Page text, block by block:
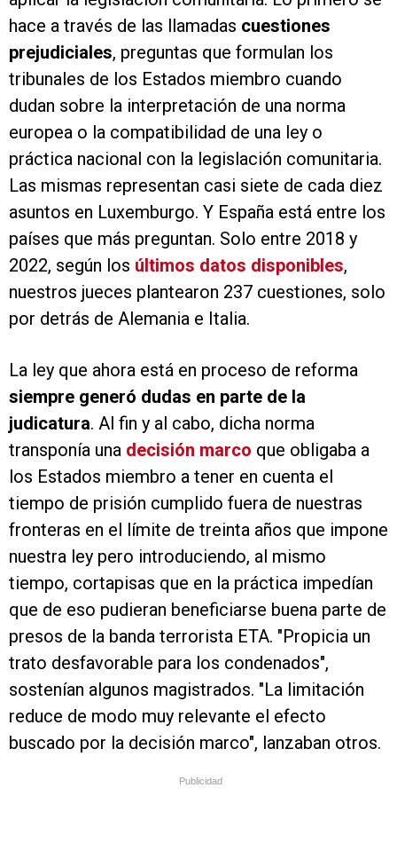
hace a través de las llamadas cuestiones
prejudiciales, preguntas que formulan los
tribunales de los Estados miembro cuando
dudan sobre la interpretación de una norma
europea o la compatibilidad de una ley o
práctica nacional con la legislación comunitaria.
Las mismas representan casi siete de cada diez
asuntos en Luxemburgo. Y España está entre los
países que más preguntan. Solo entre 2018 y
2022, según los últimos datos disponibles,
nuestros jueces plantearon 237 cuestiones, solo
por detrás de Alemania e Italia.
La ley que ahora está en proceso de reforma
siempre generó dudas en parte de la
judicatura. Al fin y al cabo, dicha norma
transponía una decisión marco que obligaba a
los Estados miembro a tener en cuenta el
tiempo de prisión cumplido fuera de nuestras
fronteras en el límite de treinta años que impone
nuestra ley pero introduciendo, al mismo
tiempo, cortapisas que en la práctica impedían
que de eso pudieran beneficiarse buena parte de
presos de la banda terrorista ETA. "Propicia un
trato desfavorable para los condenados",
sostenían algunos magistrados. "La limitación
reduce de modo muy relevante el efecto
buscado por la decisión marco", lanzaban otros.
Publicidad